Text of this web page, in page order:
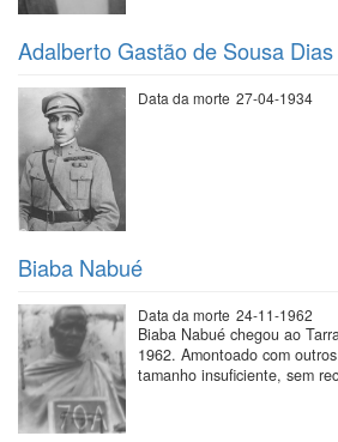
Adalberto Gastão de Sousa Dias
Data da morte 27-04-1934
Biaba Nabué
Data da morte 24-11-1962
Biaba Nabué chegou ao
1962. Amontoado com
tamanho insuficiente, sem